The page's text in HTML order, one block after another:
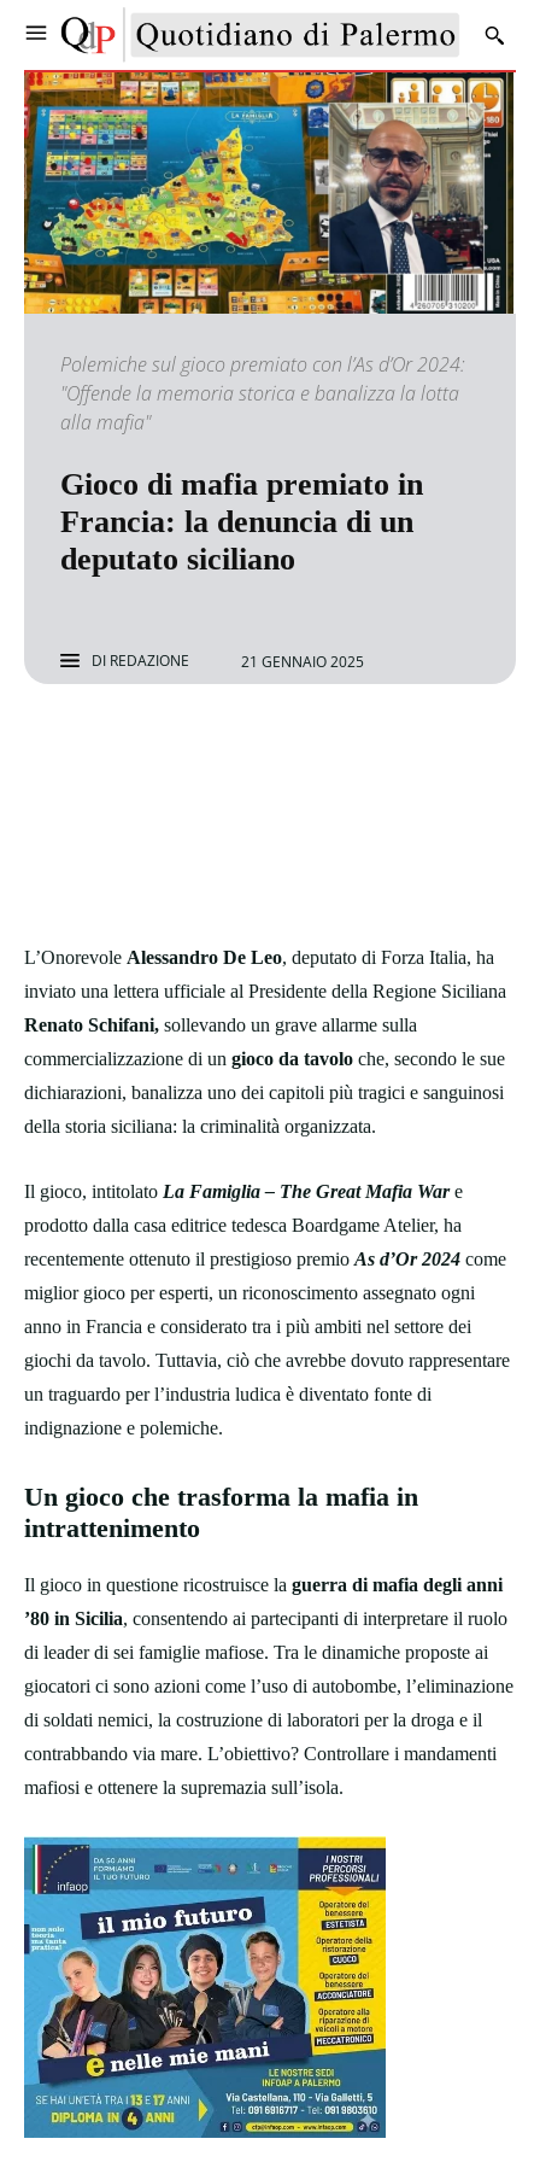
Polemiche sul gioco premiato con l’As d’Or 2024:
"Offende la memoria storica e banalizza la lotta
alla mafia"
Gioco di mafia premiato in
Francia: la denuncia di un
deputato siciliano
DI REDAZIONE 21 GENNAIO 2025
L’Onorevole Alessandro De Leo, deputato di Forza Italia, ha
inviato una lettera ufficiale al Presidente della Regione Siciliana
Renato Schifani, sollevando un grave allarme sulla
commercializzazione di un gioco da tavolo che, secondo le sue
dichiarazioni, banalizza uno dei capitoli più tragici e sanguinosi
della storia siciliana: la criminalità organizzata.
Il gioco, intitolato La Famiglia – The Great Mafia War e
prodotto dalla casa editrice tedesca Boardgame Atelier, ha
recentemente ottenuto il prestigioso premio As d’Or 2024 come
miglior gioco per esperti, un riconoscimento assegnato ogni
anno in Francia e considerato tra i più ambiti nel settore dei
giochi da tavolo. Tuttavia, ciò che avrebbe dovuto rappresentare
un traguardo per l’industria ludica è diventato fonte di
indignazione e polemiche.
Un gioco che trasforma la mafia in
intrattenimento
Il gioco in questione ricostruisce la guerra di mafia degli anni
’80 in Sicilia, consentendo ai partecipanti di interpretare il ruolo
di leader di sei famiglie mafiose. Tra le dinamiche proposte ai
giocatori ci sono azioni come l’uso di autobombe, l’eliminazione
di soldati nemici, la costruzione di laboratori per la droga e il
contrabbando via mare. L’obiettivo? Controllare i mandamenti
mafiosi e ottenere la supremazia sull’isola.